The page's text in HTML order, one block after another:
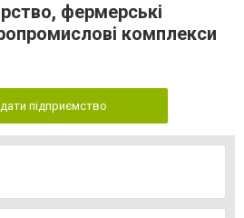
фермерські
комплекси
підприємство